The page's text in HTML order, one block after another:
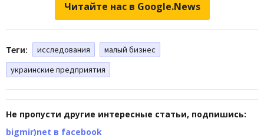
Читайте нас в Google.News
Теги: исследования
малый бизнес
украинские предприятия
Не пропусти другие интересные статьи, подпишись:
bigmir)net в facebook